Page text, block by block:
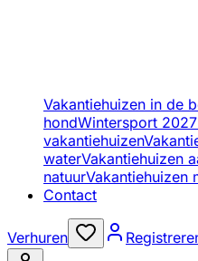
Vakantiehuizen in de
hondWintersport 2027
vakantiehuizen
waterVakantiehuizen
natuurVakantiehuizen
Contact
Verhuren